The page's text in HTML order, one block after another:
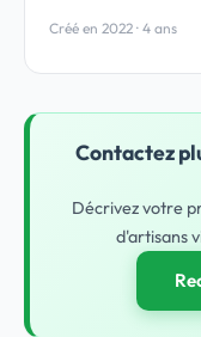
Créé en 2022 · 4 ans
Contactez
Décrivez votre
d'artisans